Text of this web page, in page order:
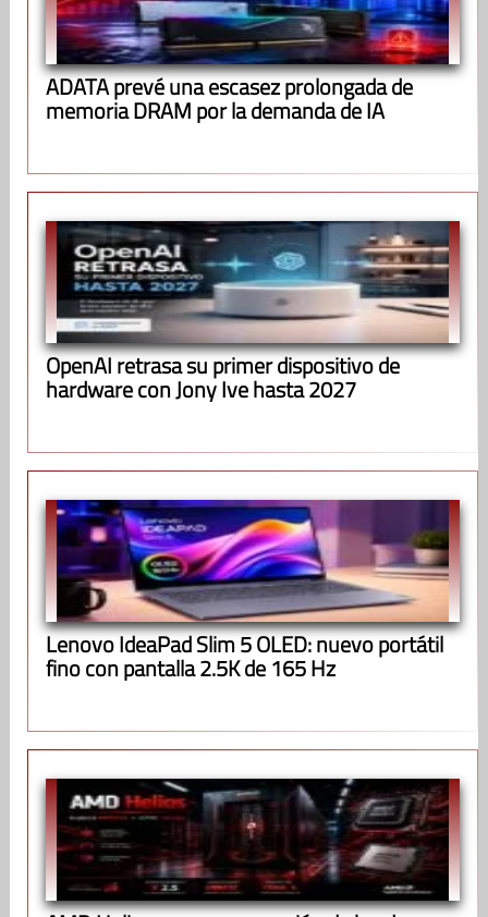
ADATA prevé una escasez prolongada de
memoria DRAM por la demanda de IA
OpenAI retrasa su primer dispositivo de
hardware con Jony Ive hasta 2027
Lenovo IdeaPad Slim 5 OLED: nuevo portátil
fino con pantalla 2.5K de 165 Hz